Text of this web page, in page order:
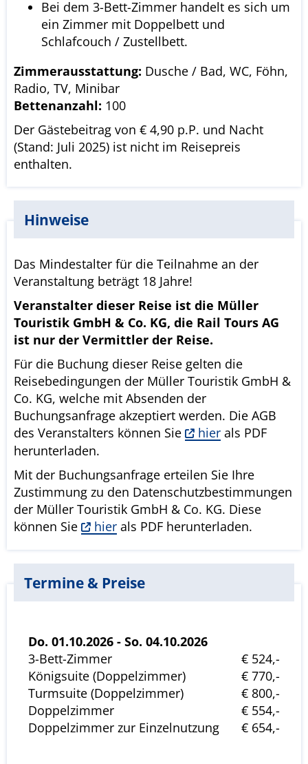
Bei dem 3-Bett-Zimmer handelt es sich um
ein Zimmer mit Doppelbett und
Schlafcouch / Zustellbett.
Zimmerausstattung: Dusche / Bad, WC, Föhn,
Radio, TV, Minibar
Bettenanzahl: 100
Der Gästebeitrag von € 4,90 p.P. und Nacht
(Stand: Juli 2025) ist nicht im Reisepreis
enthalten.
Hinweise
Das Mindestalter für die Teilnahme an der
Veranstaltung beträgt 18 Jahre!
Veranstalter dieser Reise ist die Müller
Touristik GmbH & Co. KG, die Rail Tours AG
ist nur der Vermittler der Reise.
Für die Buchung dieser Reise gelten die
Reisebedingungen der Müller Touristik GmbH &
Co. KG, welche mit Absenden der
Buchungsanfrage akzeptiert werden. Die AGB
des Veranstalters können Sie
hier als PDF
herunterladen.
Mit der Buchungsanfrage erteilen Sie Ihre
Zustimmung zu den Datenschutzbestimmungen
der Müller Touristik GmbH & Co. KG. Diese
können Sie
hier als PDF herunterladen.
Termine & Preise
Do. 01.10.2026 - So. 04.10.2026
3-Bett-Zimmer
€ 524,-
Königsuite (Doppelzimmer)
€ 770,-
Turmsuite (Doppelzimmer)
€ 800,-
Doppelzimmer
€ 554,-
Doppelzimmer zur Einzelnutzung
€ 654,-